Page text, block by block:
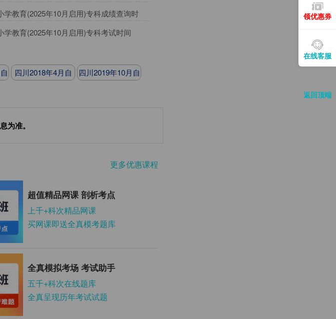
学教育(2025年10月启用)专科成绩查询时
学教育(2025年10月启用)专科考试时间
四川2018年4月自
四川2019年10月自
为准。
更多优惠课程
超值精品网课 剖析考点
上千+科次精品网课
买网课即送全真模考题库
全真模拟考场 考试助手
五千+科次在线题库
全真呈现历年考试试题
领优惠券
在线客服
返回顶端